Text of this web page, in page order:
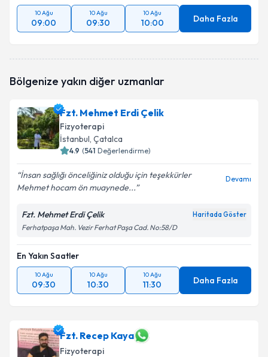
10 Ağu
09:00
10 Ağu
09:30
10 Ağu
10:00 Daha Fazla
Bölgenize yakın diğer uzmanlar
Fzt. Mehmet Erdi Çelik
Fizyoterapi
İstanbul, Çatalca
4.9 (541 Değerlendirme)
İnsan sağlığı önceliğiniz olduğu için teşekkürler
Mehmet hocam ön muaynede...
Devamı
Fzt. Mehmet Erdi Çelik Haritada Göster
Ferhatpaşa Mah. Vezir Ferhat Paşa Cad. No:58/D
En Yakın Saatler
10 Ağu
09:30
10 Ağu
10:30
10 Ağu
11:30 Daha Fazla
Fzt. Recep Kaya
Fizyoterapi